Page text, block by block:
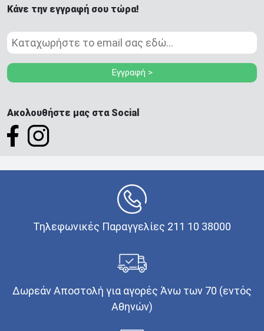
Κάνε την εγγραφή σου τώρα!
Εγγραφή >
Ακολουθήστε μας στα Social
Τηλεφωνικές Παραγγελίες 211 10 38000
Δωρεάν Αποστολή για αγορές Άνω των 70 (εντός
Αθηνών)